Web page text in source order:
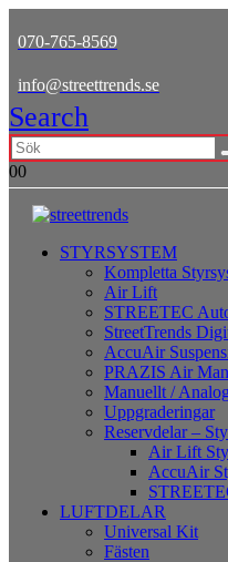
070-765-8569
info@streettrends.se
Search
00
STYRSYSTEM
Kompletta
Air Lift
STREETEC
StreetTrends
AccuAir
PRAZIS Air
Manuellt /
Uppgraderingar
Reservdelar –
Air Lift
AccuAir
LUFTDELAR
Universal Kit
Fästen